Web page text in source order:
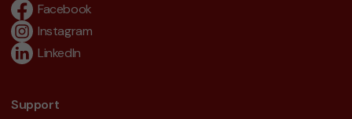
Facebook
Instagram
LinkedIn
Support